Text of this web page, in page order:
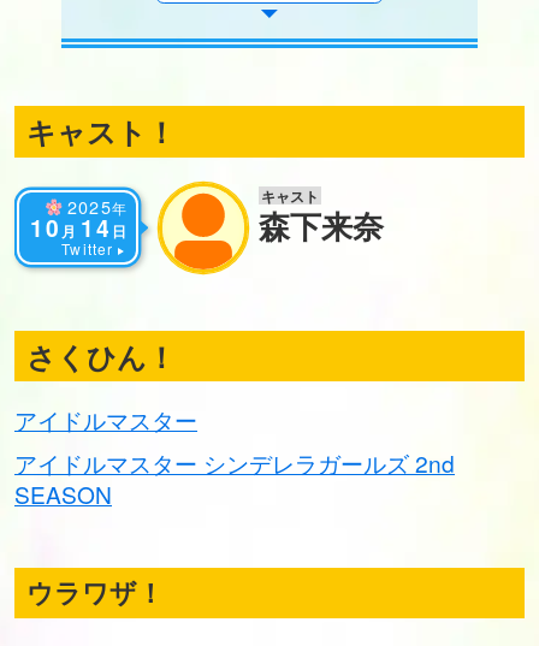
キャスト！
2025年
10 月 14 日
Twitter
キャスト
森下来奈
さくひん！
アイドルマスター
アイドルマスター シンデレラガールズ 2nd
SEASON
ウラワザ！